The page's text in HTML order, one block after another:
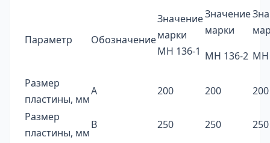
Параметр Обозначение
Значение
марки
МН 136-1
Значение
марки
МН 136-2 МН
Размер
пластины, мм
А 200 200
200
Размер
пластины, мм
В 250 250
250